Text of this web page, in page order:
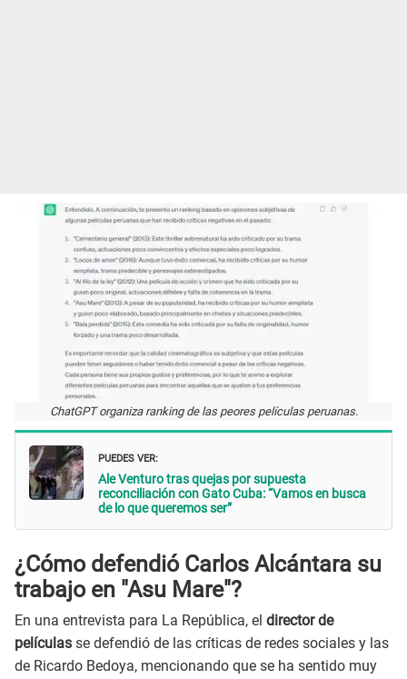
ChatGPT organiza ranking de las peores películas peruanas.
PUEDES VER:
Ale Venturo tras quejas por supuesta
reconciliación con Gato Cuba: “Vamos en busca
de lo que queremos ser”
¿Cómo defendió Carlos Alcántara su
trabajo en "Asu Mare"?
En una entrevista para La República, el director de
películas se defendió de las críticas de redes sociales y las
de Ricardo Bedoya, mencionando que se ha sentido muy